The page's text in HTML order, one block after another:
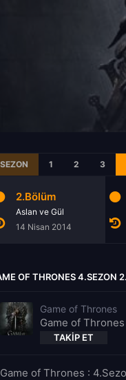
SEZON 1 2 3
2.Bölüm
Aslan ve Gül
14 Nisan 2014
OF THRONES 4.SEZON
Game of Thrones
Game of Thrones
TAKIP ET
Game of Thrones :